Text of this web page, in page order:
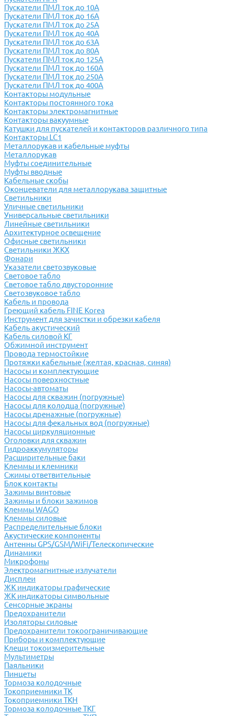
Пускатели ПМЛ ток до 10А
Пускатели ПМЛ ток до 16А
Пускатели ПМЛ ток до 25А
Пускатели ПМЛ ток до 40А
Пускатели ПМЛ ток до 63А
Пускатели ПМЛ ток до 80А
Пускатели ПМЛ ток до 125А
Пускатели ПМЛ ток до 160А
Пускатели ПМЛ ток до 250А
Пускатели ПМЛ ток до 400А
Контакторы модульные
Контакторы постоянного тока
Контакторы электромагнитные
Контакторы вакуумные
Катушки для пускателей и контакторов различного типа
Контакторы LC1
Металлорукав и кабельные муфты
Металлорукав
Муфты соединительные
Муфты вводные
Кабельные скобы
Оконцеватели для металлорукава защитные
Светильники
Уличные светильники
Универсальные светильники
Линейные светильники
Архитектурное освещение
Офисные светильники
Светильники ЖКХ
Фонари
Указатели светозвуковые
Световое табло
Световое табло двусторонние
Светозвуковое табло
Кабель и провода
Греющий кабель FINE Korea
Инструмент для зачистки и обрезки кабеля
Кабель акустический
Кабель силовой КГ
Обжимной инструмент
Провода термостойкие
Протяжки кабельные (желтая, красная, синяя)
Насосы и комплектующие
Насосы поверхностные
Насосы-автоматы
Насосы для скважин (погружные)
Насосы для колодца (погружные)
Насосы дренажные (погружные)
Насосы для фекальных вод (погружные)
Насосы циркуляционные
Оголовки для скважин
Гидроаккумуляторы
Расширительные баки
Клеммы и клемники
Cжимы ответвительные
Блок контакты
Зажимы винтовые
Зажимы и блоки зажимов
Клеммы WAGO
Клеммы силовые
Распределительные блоки
Акустические компоненты
Антенны GPS/GSM/WiFi/Телескопические
Динамики
Микрофоны
Электромагнитные излучатели
Дисплеи
ЖК индикаторы графические
ЖК индикаторы символьные
Сенсорные экраны
Предохранители
Изоляторы силовые
Предохранители токоограничивающие
Приборы и комплектующие
Клещи токоизмерительные
Мультиметры
Паяльники
Пинцеты
Тормоза колодочные
Токоприемники ТК
Токоприемники ТКН
Тормоза колодочные ТКГ